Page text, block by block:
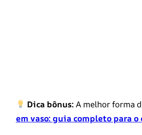
Dica bônus: A melhor forma
em vaso: guia completo para